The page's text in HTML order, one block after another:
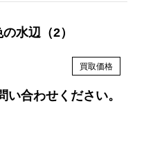
水辺（2）
買取価格
い合わせください。